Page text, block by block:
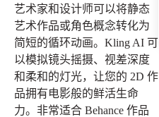
艺术家和设计师可以将静态
艺术作品或角色概念转化为
简短的循环动画。Kling AI 可
以模拟镜头摇摄、视差深度
和柔和的灯光，让您的 2D 作
品拥有电影般的鲜活生命
力。非常适合 Behance 作品